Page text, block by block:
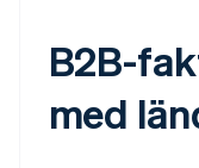
B2B-
med